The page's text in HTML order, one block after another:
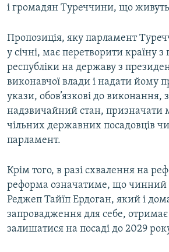
і громадян Туреччини, що
Пропозиція, яку парламент
у січні, має перетворити країну з
республіки на державу з
виконавчої влади і надати йому
укази, обов’язкові до виконання,
надзвичайний стан, призначати
чільних державних посадовців
парламент.
Крім того, в разі схвалення на
реформа означатиме, що чинний
Реджеп Тайїп Ердоган, який і
запровадження для себе,
залишатися на посаді до 2029